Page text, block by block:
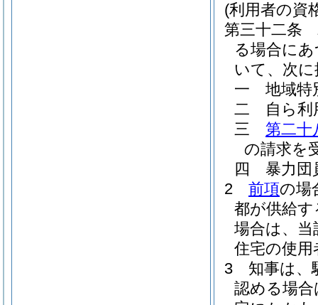
(利用者の資
第三十二条
る場合に
いて、次
一
地域特
二
自ら
三
第二十
の請求を
四
暴力団
2
前項の場
都が供給
場合は、当
住宅の使
3
知事は、
認める場合